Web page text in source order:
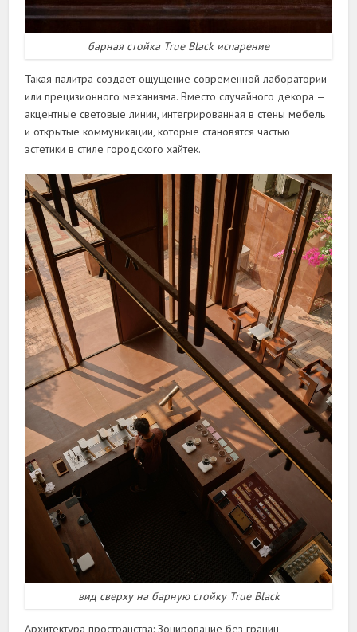
барная стойка True Black испарение
Такая палитра создает ощущение современной лаборатории
или прецизионного механизма. Вместо случайного декора —
акцентные световые линии, интегрированная в стены мебель
и открытые коммуникации, которые становятся частью
эстетики в стиле городского хайтек.
вид сверху на барную стойку True Black
Архитектура пространства: Зонирование без границ